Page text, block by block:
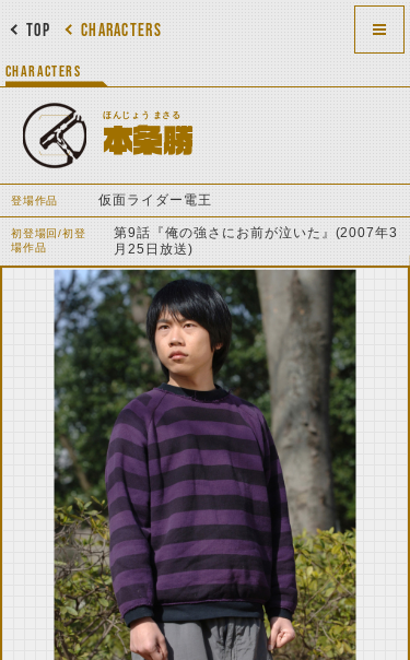
CHARACTERS
TOP
CHARACTERS
ほんじょう まさる
本条勝
登場作品 仮面ライダー電王
初登場回/初登
場作品
第9話『俺の強さにお前が泣いた』(2007年3
月25日放送)